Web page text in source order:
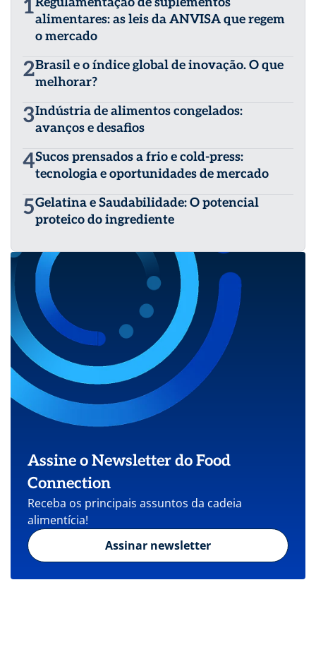
1alimentares: as leis da ANVISA que regem
o mercado
2Brasil e o índice global de inovação. O que
melhorar?
3Indústria de alimentos congelados:
avanços e desafios
4Sucos prensados a frio e cold-press:
tecnologia e oportunidades de mercado
5Gelatina e Saudabilidade: O potencial
proteico do ingrediente
Assine o Newsletter do Food
Connection
Receba os principais assuntos da cadeia
alimentícia!
Assinar newsletter